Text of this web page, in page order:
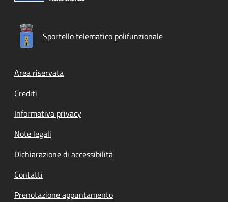
Sportello telematico polifunzionale
Footer menu
Area riservata
Crediti
Informativa privacy
Note legali
Dichiarazione di accessibilità
Contatti
Prenotazione appuntamento